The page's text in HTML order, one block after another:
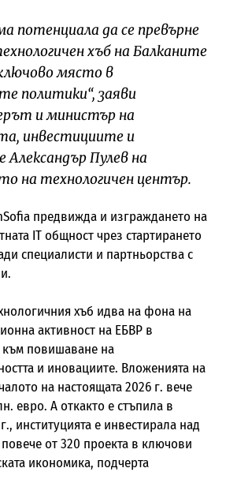
потенциала да се превърне
хъб на Балканите
място в
политики“, заяви
и министър на
инвестициите и
Александър Пулев на
на технологичен център.
предвижда и изграждането на
IT общност чрез стартирането
специалисти и партньорства с
хъб идва на фона на
активност на ЕБВР в
към повишаване на
и иновациите. Вложенията на
на настоящата 2026 г. вече
евро. А откакто е стъпила в
институцията е инвестирала над
от 320 проекта в ключови
икономика, подчерта